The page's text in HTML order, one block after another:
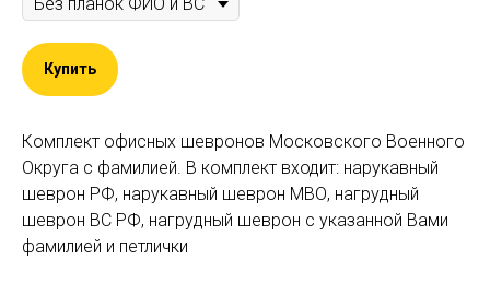
Купить
Комплект офисных шевронов Московского Военного
Округа с фамилией. В комплект входит: нарукавный
шеврон РФ, нарукавный шеврон МВО, нагрудный
шеврон ВС РФ, нагрудный шеврон с указанной Вами
фамилией и петлички